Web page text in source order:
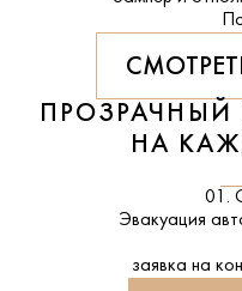
ПРОЗРАЧНЫЙ
НА
01.
Эвакуация
заявка на